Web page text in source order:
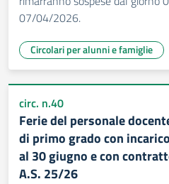
07/04/2026.
Circolari per alunni e famiglie
circ. n.40
Ferie del personale
di primo grado con
al 30 giugno e con
A.S. 25/26